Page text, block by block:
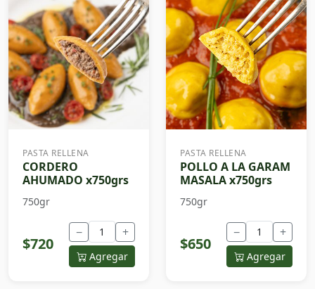
PASTA RELLENA
CORDERO
AHUMADO x750grs
750gr
$720
− +
Agregar
PASTA RELLENA
POLLO A LA GARAM
MASALA x750grs
750gr
$650
− +
Agregar